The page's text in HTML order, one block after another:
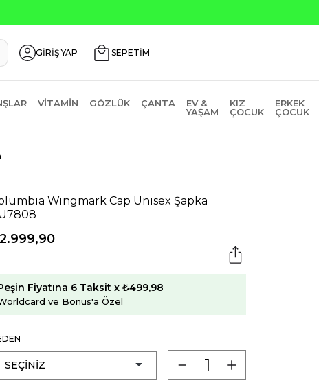
GİRİŞ YAP SEPETİM
VITAMIN GÖZLÜK ÇANTA
EV &
YAŞAM
KIZ
ÇOCUK
ERKEK
ÇOCUK
Wıngmark Cap Unisex Şapka
Fiyatına 6 Taksit x ₺499,98
ve Bonus'a Özel